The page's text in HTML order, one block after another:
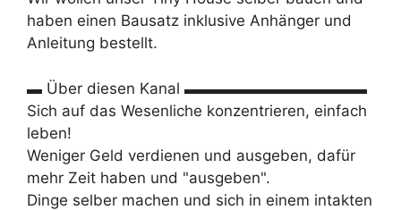
haben einen Bausatz inklusive Anhänger und
Anleitung bestellt.
▬ Über diesen Kanal ▬▬▬▬▬▬▬▬▬▬▬▬
Sich auf das Wesenliche konzentrieren, einfach
leben!
Weniger Geld verdienen und ausgeben, dafür
mehr Zeit haben und "ausgeben".
Dinge selber machen und sich in einem intakten